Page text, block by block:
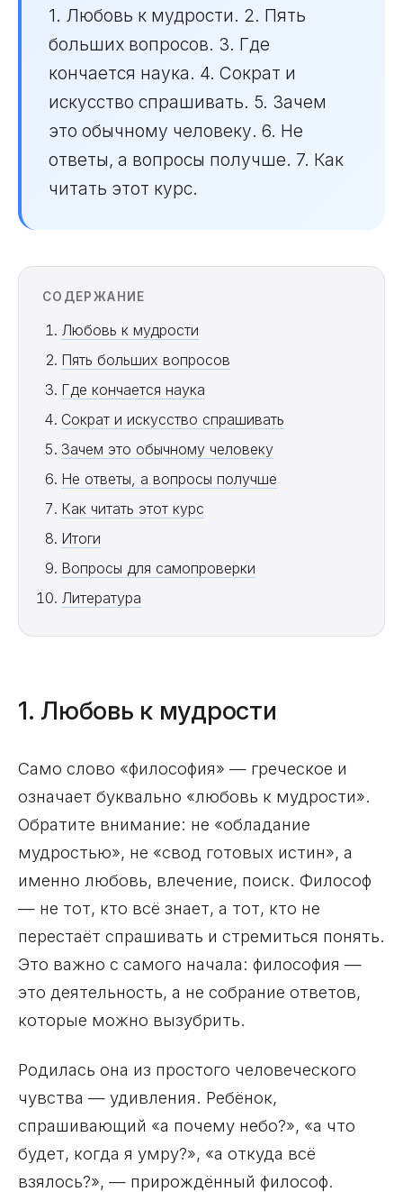
1. Любовь к мудрости. 2. Пять
больших вопросов. 3. Где
кончается наука. 4. Сократ и
искусство спрашивать. 5. Зачем
это обычному человеку. 6. Не
ответы, а вопросы получше. 7. Как
читать этот курс.
СОДЕРЖАНИЕ
Любовь к мудрости
Пять больших вопросов
Где кончается наука
Сократ и искусство спрашивать
Зачем это обычному человеку
Не ответы, а вопросы получше
Как читать этот курс
Итоги
Вопросы для самопроверки
Литература
1. Любовь к мудрости
Само слово «философия» — греческое и
означает буквально «любовь к мудрости».
Обратите внимание: не «обладание
мудростью», не «свод готовых истин», а
именно любовь, влечение, поиск. Философ
— не тот, кто всё знает, а тот, кто не
перестаёт спрашивать и стремиться понять.
Это важно с самого начала: философия —
это деятельность, а не собрание ответов,
которые можно вызубрить.
Родилась она из простого человеческого
чувства — удивления. Ребёнок,
спрашивающий «а почему небо?», «а что
будет, когда я умру?», «а откуда всё
взялось?», — прирождённый философ.